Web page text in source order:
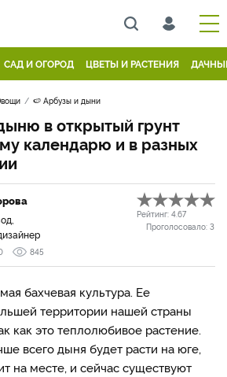
САД И ОГОРОД ЦВЕТЫ И РАСТЕНИЯ
🍉 Арбузы и дыни
в открытый грунт
календарю и в разных
Рейтинг: 4.67
Проголосовало: 3
845
бахчевая культура. Ее
территории нашей страны
как это теплолюбивое растение.
всего дыня будет расти на юге,
на месте, и сейчас существуют